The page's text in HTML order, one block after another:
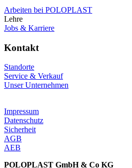
Arbeiten bei POLOPLAST
Lehre
Jobs & Karriere
Kontakt
Standorte
Service & Verkauf
Unser Unternehmen
Impressum
Datenschutz
Sicherheit
AGB
AEB
POLOPLAST GmbH & Co KG